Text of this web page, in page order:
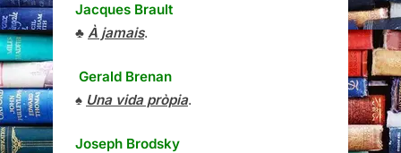
Jacques Brault
♣ À jamais.
Gerald Brenan
♠ Una vida pròpia.
Joseph Brodsky